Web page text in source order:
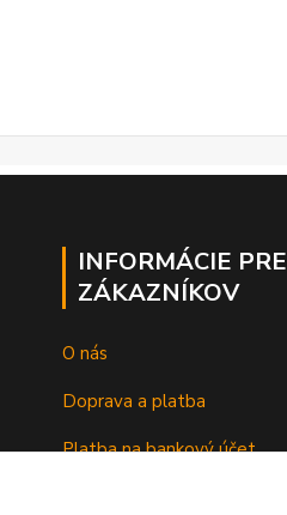
INFORMÁCIE PRE
ZÁKAZNÍKOV
O nás
Doprava a platba
Platba na bankový účet